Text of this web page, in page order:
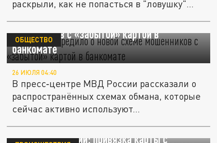
раскрыли, как не попасться в "ловушку"
МВД предупредило о новой схеме
мошенников с «забытой» картой в
банкомате
ОБЩЕСТВО
26 ИЮЛЯ 04:40
В пресс‑центре МВД России рассказали о
распространённых схемах обмана, которые
сейчас активно используют...
Юрист Хаминский: привязка карты с